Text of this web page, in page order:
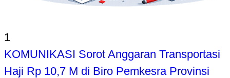
1
KOMUNIKASI Sorot Anggaran Transportasi
Haji Rp 10,7 M di Biro Pemkesra Provinsi